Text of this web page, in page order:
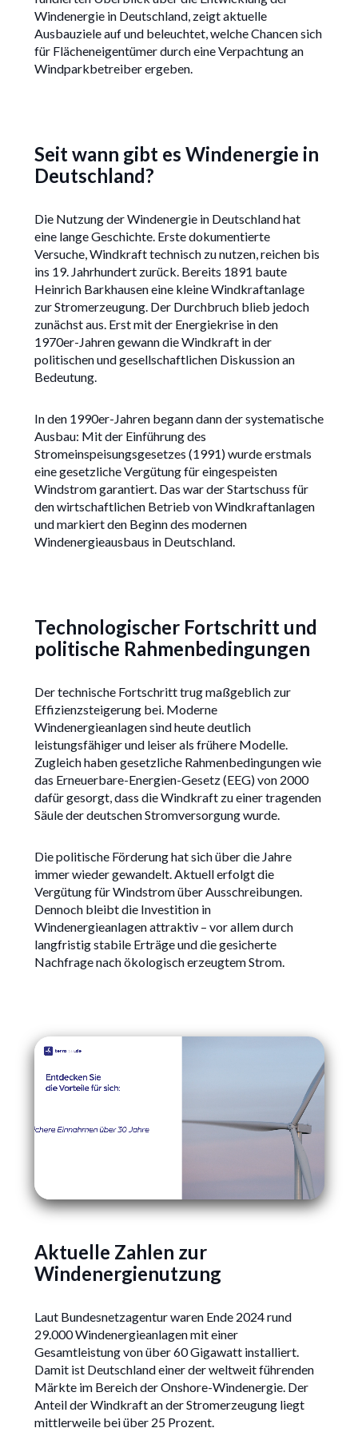
Windenergie in Deutschland, zeigt aktuelle
Ausbauziele auf und beleuchtet, welche Chancen sich
für Flächeneigentümer durch eine Verpachtung an
Windparkbetreiber ergeben.
Seit wann gibt es Windenergie in
Deutschland?
Die Nutzung der Windenergie in Deutschland hat
eine lange Geschichte. Erste dokumentierte
Versuche, Windkraft technisch zu nutzen, reichen bis
ins 19. Jahrhundert zurück. Bereits 1891 baute
Heinrich Barkhausen eine kleine Windkraftanlage
zur Stromerzeugung. Der Durchbruch blieb jedoch
zunächst aus. Erst mit der Energiekrise in den
1970er-Jahren gewann die Windkraft in der
politischen und gesellschaftlichen Diskussion an
Bedeutung.
In den 1990er-Jahren begann dann der systematische
Ausbau: Mit der Einführung des
Stromeinspeisungsgesetzes (1991) wurde erstmals
eine gesetzliche Vergütung für eingespeisten
Windstrom garantiert. Das war der Startschuss für
den wirtschaftlichen Betrieb von Windkraftanlagen
und markiert den Beginn des modernen
Windenergieausbaus in Deutschland.
Technologischer Fortschritt und
politische Rahmenbedingungen
Der technische Fortschritt trug maßgeblich zur
Effizienzsteigerung bei. Moderne
Windenergieanlagen sind heute deutlich
leistungsfähiger und leiser als frühere Modelle.
Zugleich haben gesetzliche Rahmenbedingungen wie
das Erneuerbare-Energien-Gesetz (EEG) von 2000
dafür gesorgt, dass die Windkraft zu einer tragenden
Säule der deutschen Stromversorgung wurde.
Die politische Förderung hat sich über die Jahre
immer wieder gewandelt. Aktuell erfolgt die
Vergütung für Windstrom über Ausschreibungen.
Dennoch bleibt die Investition in
Windenergieanlagen attraktiv – vor allem durch
langfristig stabile Erträge und die gesicherte
Nachfrage nach ökologisch erzeugtem Strom.
Aktuelle Zahlen zur
Windenergienutzung
Laut Bundesnetzagentur waren Ende 2024 rund
29.000 Windenergieanlagen mit einer
Gesamtleistung von über 60 Gigawatt installiert.
Damit ist Deutschland einer der weltweit führenden
Märkte im Bereich der Onshore-Windenergie. Der
Anteil der Windkraft an der Stromerzeugung liegt
mittlerweile bei über 25 Prozent.